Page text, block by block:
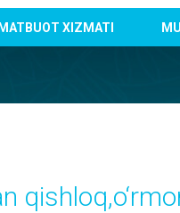
XIZMATI